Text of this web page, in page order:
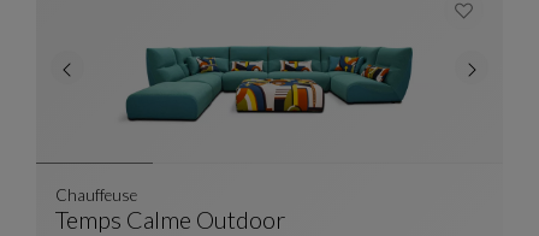
Temps Calme Outdoor
Chauffeuse